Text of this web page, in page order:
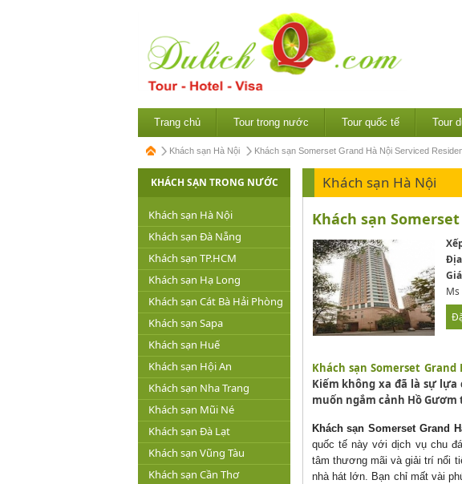
Trang chủ Tour trong nước Tour quốc tế Tour
Khách sạn Hà Nội Khách sạn Somerset Grand Hà Nội Serviced
KHÁCH SẠN TRONG NƯỚC
Khách sạn Hà Nội
Khách sạn Đà Nẵng
Khách sạn TP.HCM
Khách sạn Hạ Long
Khách sạn Cát Bà Hải Phòng
Khách sạn Sapa
Khách sạn Huế
Khách sạn Hội An
Khách sạn Nha Trang
Khách sạn Mũi Né
Khách sạn Đà Lạt
Khách sạn Vũng Tàu
Khách sạn Cần Thơ
Khách sạn Hà Nội
Khách sạn
Khách sạn Somerset Grand
Kiếm không xa đã là sự
muốn ngắm cảnh Hồ
Khách sạn Somerset Grand
quốc tế này với dịch vụ chu
tâm thương mãi và giải trí nổi
nhà hát lớn. Bạn chỉ mất vài